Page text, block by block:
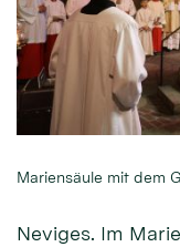
Mariensäule mit dem
Neviges. Im